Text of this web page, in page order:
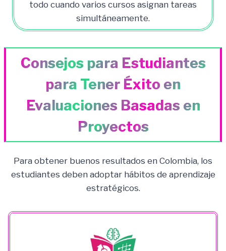
todo cuando varios cursos asignan tareas
simultáneamente.
Consejos para Estudiantes
para Tener Éxito en
Evaluaciones Basadas en
Proyectos
Para obtener buenos resultados en Colombia, los
estudiantes deben adoptar hábitos de aprendizaje
estratégicos.